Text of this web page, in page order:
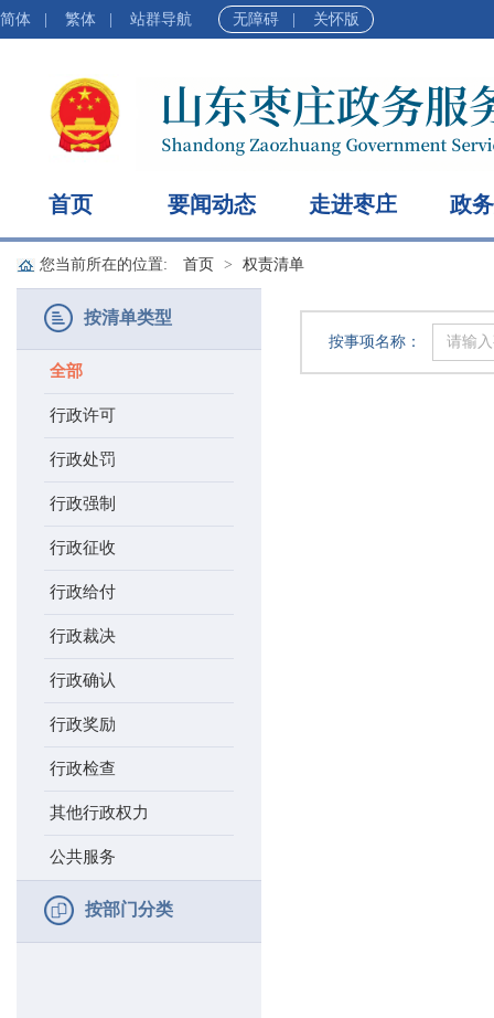
简体 繁体 站群导航 无障碍 关怀版
首页 要闻动态 走进枣庄 政
您当前所在的位置: 首页 权责清单
按清单类型
全部
行政许可
行政处罚
行政强制
行政征收
行政给付
行政裁决
行政确认
行政奖励
行政检查
其他行政权力
公共服务
按部门分类
按事项名称：